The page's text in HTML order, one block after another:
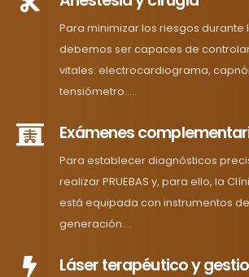
Para minimizar los riesgos durante
debemos ser capaces de
vitales: electrocardiograma,
tensiómetro......
Exámenes
Para establecer diagnósticos
realizar PRUEBAS y, para ello, la
está equipada con instrumentos
generación....
Láser terapéutico y